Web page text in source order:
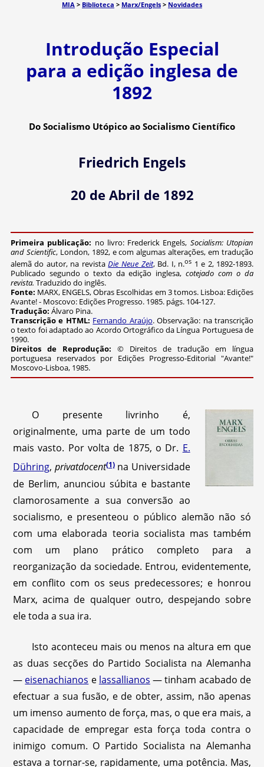
MIA > Biblioteca > Marx/Engels > Novidades
Introdução Especial
para a edição inglesa de
1892
Do Socialismo Utópico ao Socialismo Científico
Friedrich Engels
20 de Abril de 1892
Primeira publicação: no livro: Frederick Engels, Socialism: Utopian
and Scientific, London, 1892, e com algumas alterações, em tradução
alemã do autor, na revistaDie Neue Zeit, Bd. I, n.os 1 e 2, 1892-1893.
Publicado segundo o texto da edição inglesa,cotejado com o da
revista. Traduzido do inglês.
Fonte: MARX, ENGELS, Obras Escolhidas em 3 tomos. Lisboa: Edições
Avante! - Moscovo: Edições Progresso. 1985. págs. 104-127.
Tradução: Álvaro Pina.
Transcrição e HTML: Fernando Araújo. Observação: na transcrição
o texto foi adaptado ao Acordo Ortográfico da Língua Portuguesa de
1990.
Direitos de Reprodução: © Direitos de tradução em língua
portuguesa reservados por Edições Progresso-Editorial "Avante!"
Moscovo-Lisboa, 1985.
O presente livrinho é,
originalmente, uma parte de um todo
mais vasto. Por volta de 1875, o Dr. E.
Dühring, privatdocent(1)na Universidade
de Berlim, anunciou súbita e bastante
clamorosamente a sua conversão ao
socialismo, e presenteou o público alemão não só
com uma elaborada teoria socialista mas também
com um plano prático completo para a
reorganização da sociedade. Entrou, evidentemente,
em conflito com os seus predecessores; e honrou
Marx, acima de qualquer outro, despejando sobre
ele toda a sua ira.
Isto aconteceu mais ou menos na altura em que
as duas secções do Partido Socialista na Alemanha
— eisenachianos e lassallianos — tinham acabado de
efectuar a sua fusão, e de obter, assim, não apenas
um imenso aumento de força, mas, o que era mais, a
capacidade de empregar esta força toda contra o
inimigo comum. O Partido Socialista na Alemanha
estava a tornar-se, rapidamente, uma potência. Mas,